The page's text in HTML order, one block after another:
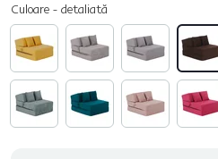
Culoare - detaliată